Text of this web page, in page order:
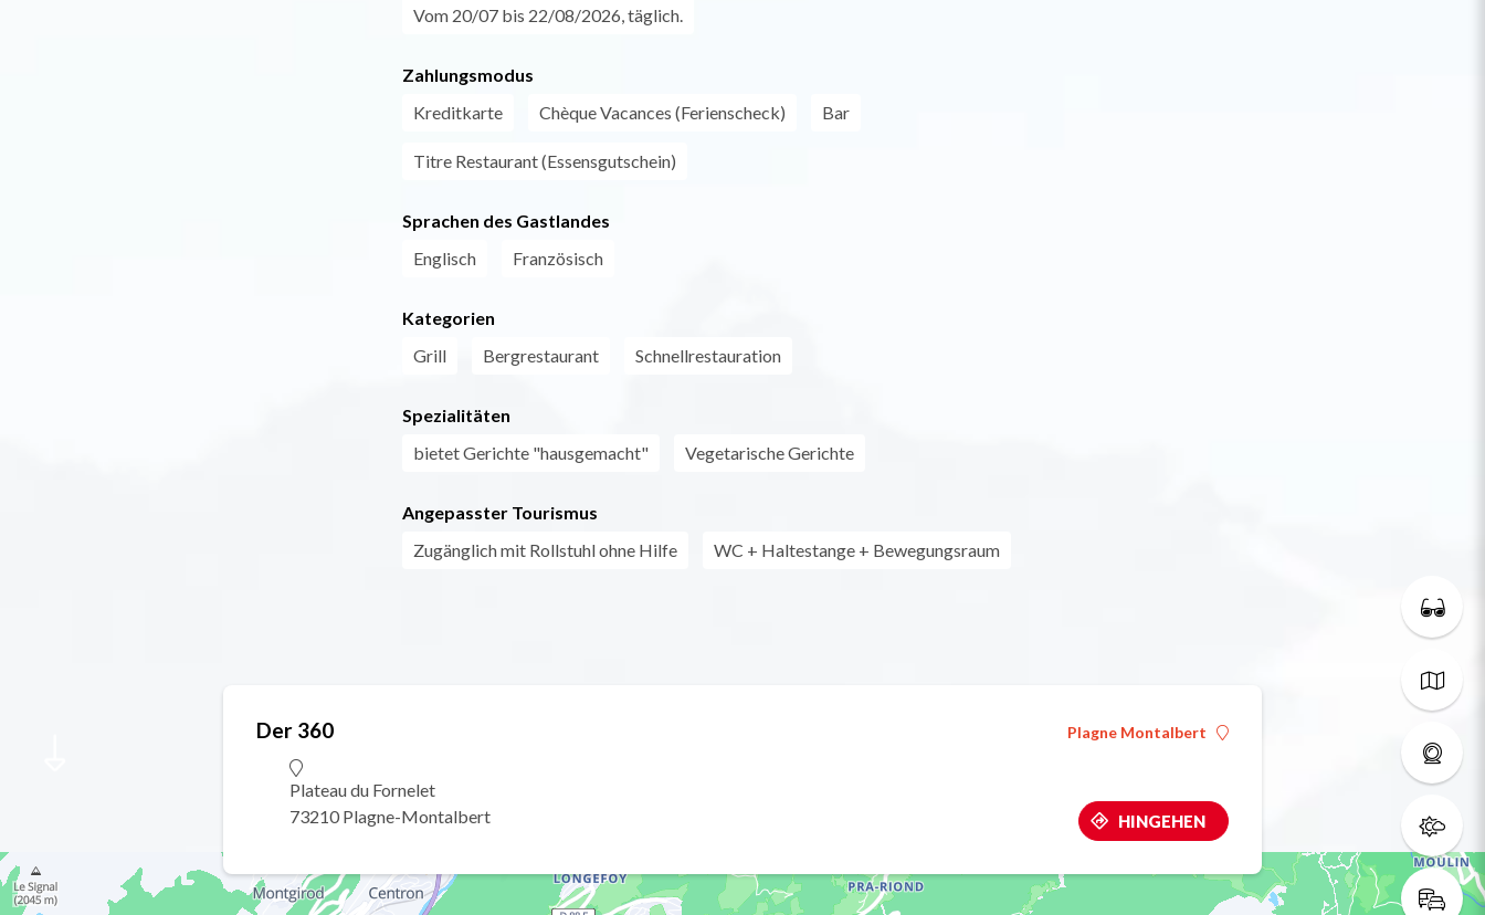
Vom 20/07 bis 22/08/2026, täglich.
Zahlungsmodus
Kreditkarte
Chèque Vacances (Ferienscheck) Bar
Titre Restaurant (Essensgutschein)
Sprachen des Gastlandes
Englisch
Französisch
Kategorien
Grill
Bergrestaurant Schnellrestauration
Spezialitäten
bietet Gerichte "hausgemacht"
Vegetarische Gerichte
Angepasster Tourismus
Zugänglich mit Rollstuhl ohne Hilfe
WC + Haltestange + Bewegungsraum
Der 360
Plateau du Fornelet
73210 Plagne-Montalbert
Plagne Montalbert
HINGEHEN